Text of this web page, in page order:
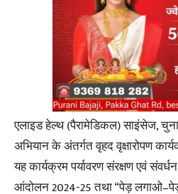
एलाइड हेल्थ (पैरामेडिकल) साइंसेज,
अभियान के अंतर्गत वृहद वृक्षारोपण
यह कार्यक्रम पर्यावरण संरक्षण एवं
आंदोलन 2024-25 तथा “पेड़